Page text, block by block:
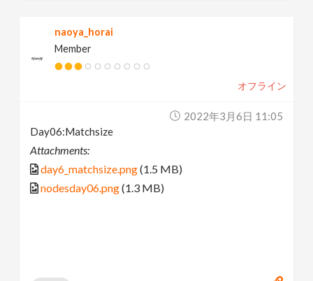
naoya_horai
Member
オフライン
2022年3月6日 11:05
Day06:Matchsize
Attachments:
day6_matchsize.png(1.5 MB)
nodesday06.png(1.3 MB)